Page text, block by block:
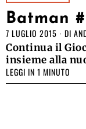
Batman
7 LUGLIO 2015 DI
Continua il
insieme alla
LEGGI IN 1 MINUTO